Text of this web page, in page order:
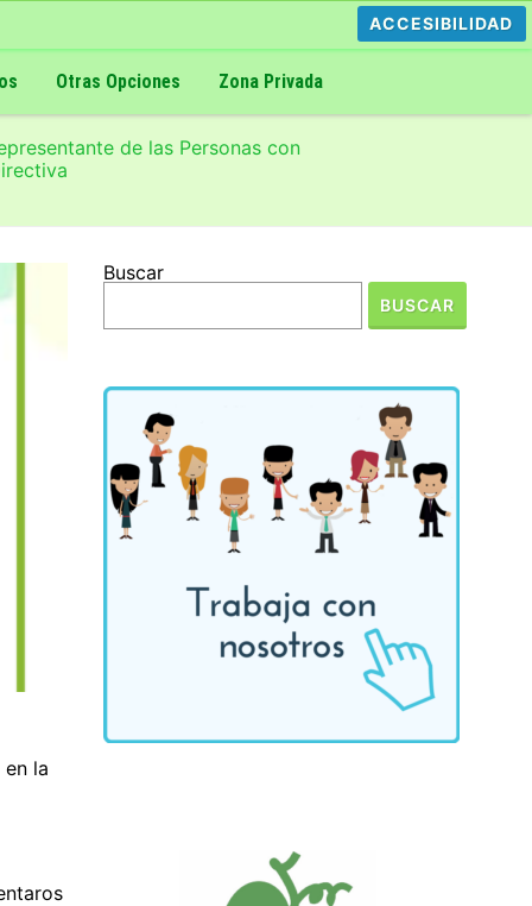
Otras Opciones Zona Privada
de las Personas con
la
Buscar
BUSCAR
ACCESIBILIDAD